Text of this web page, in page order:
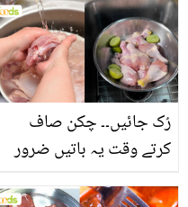
بنانے کے چند قدرتی طریقے
رُک جائیں۔۔ چکن صاف
کرتے وقت یہ باتیں ضرور